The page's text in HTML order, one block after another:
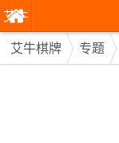
艾牛
棋牌
艾牛棋牌 专题